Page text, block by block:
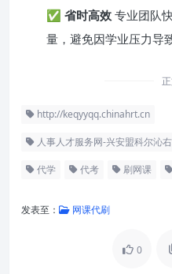
✅ 省时高效 专业团队
量，避免因学业压力导
http://keqyyqq.chinahrt.cn
人事人才服务网-兴安盟科尔沁
代学 代考 刷网课
发表至： 网课代刷
0